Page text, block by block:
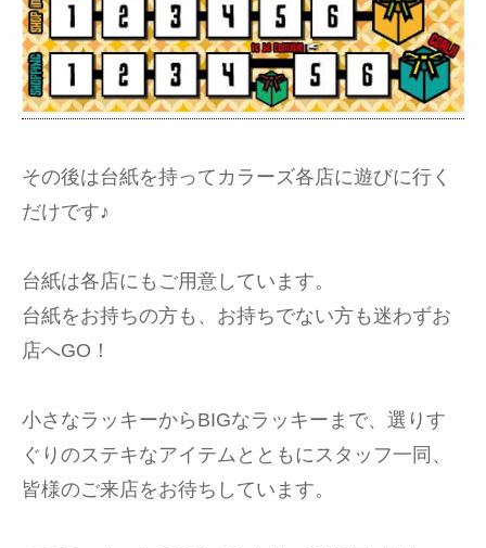
その後は台紙を持ってカラーズ各店に遊びに行く
だけです♪
台紙は各店にもご用意しています。
台紙をお持ちの方も、お持ちでない方も迷わずお
店へGO！
小さなラッキーからBIGなラッキーまで、選りす
ぐりのステキなアイテムとともにスタッフ一同、
皆様のご来店をお待ちしています。